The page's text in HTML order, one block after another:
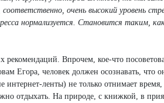
очень высокий уровень
нормализуется. Становится таким,
рекомендаций. Впрочем, кое-что
Егора, человек должен осознавать, что
интернет-ленты) не только отнимает
отдыхать. На природе, с книжкой, в